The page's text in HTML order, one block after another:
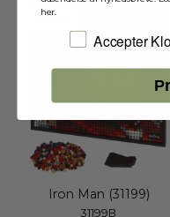
Udsolgt
Iron Man (31199)
31199B
her.
Jeg accepterer
Accepter